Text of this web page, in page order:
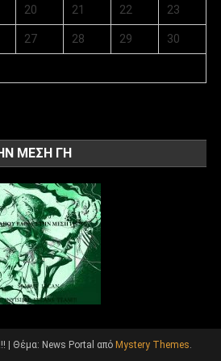
20 21 22 23
27 28 29 30
ΜΕΣΗ ΓΗ
Θέμα: News Portal από Mystery Themes.